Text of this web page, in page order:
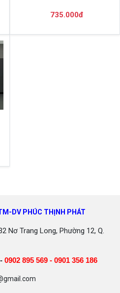
735.000đ
DV PHÚC THỊNH PHÁT
Nơ Trang Long, Phường 12, Q.
- 0902 895 569 - 0901 356 186